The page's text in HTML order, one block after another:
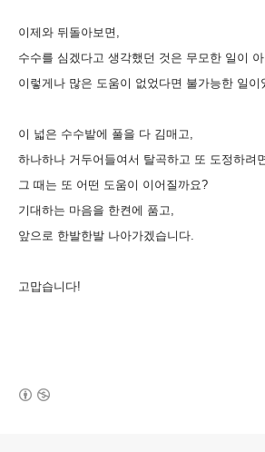
이제와 뒤돌아보면,
수수를 심겠다고 생각했던 것은 무모한 일이
이렇게나 많은 도움이 없었다면 불가능한 일이
이 넓은 수수밭에 풀을 다 김매고,
하나하나 거두어들여서 탈곡하고 또 도정하려
그 때는 또 어떤 도움이 이어질까요?
기대하는 마음을 한켠에 품고,
앞으로 한발한발 나아가겠습니다.
고맙습니다!